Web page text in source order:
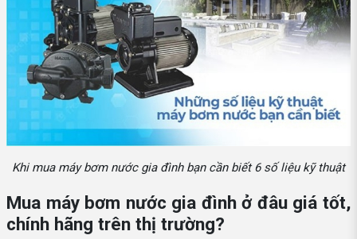
Khi mua máy bơm nước gia đình bạn cần biết 6 số liệu kỹ thuật
Mua máy bơm nước gia đình ở đâu giá tốt,
chính hãng trên thị trường?